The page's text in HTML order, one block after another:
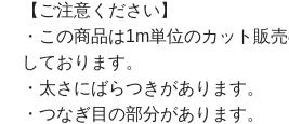
【ご注意ください】
・この商品は1m単位のカット販
しております。
・太さにばらつきがあります。
・つなぎ目の部分があります。